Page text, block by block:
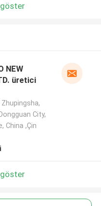
NEW
üretici
Zhupingsha,
City,
China ,Çin